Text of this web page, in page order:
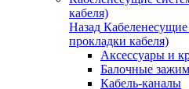
кабеля)
Назад
прокладки кабеля)
Аксессуары и
Балочные
Кабель-каналы